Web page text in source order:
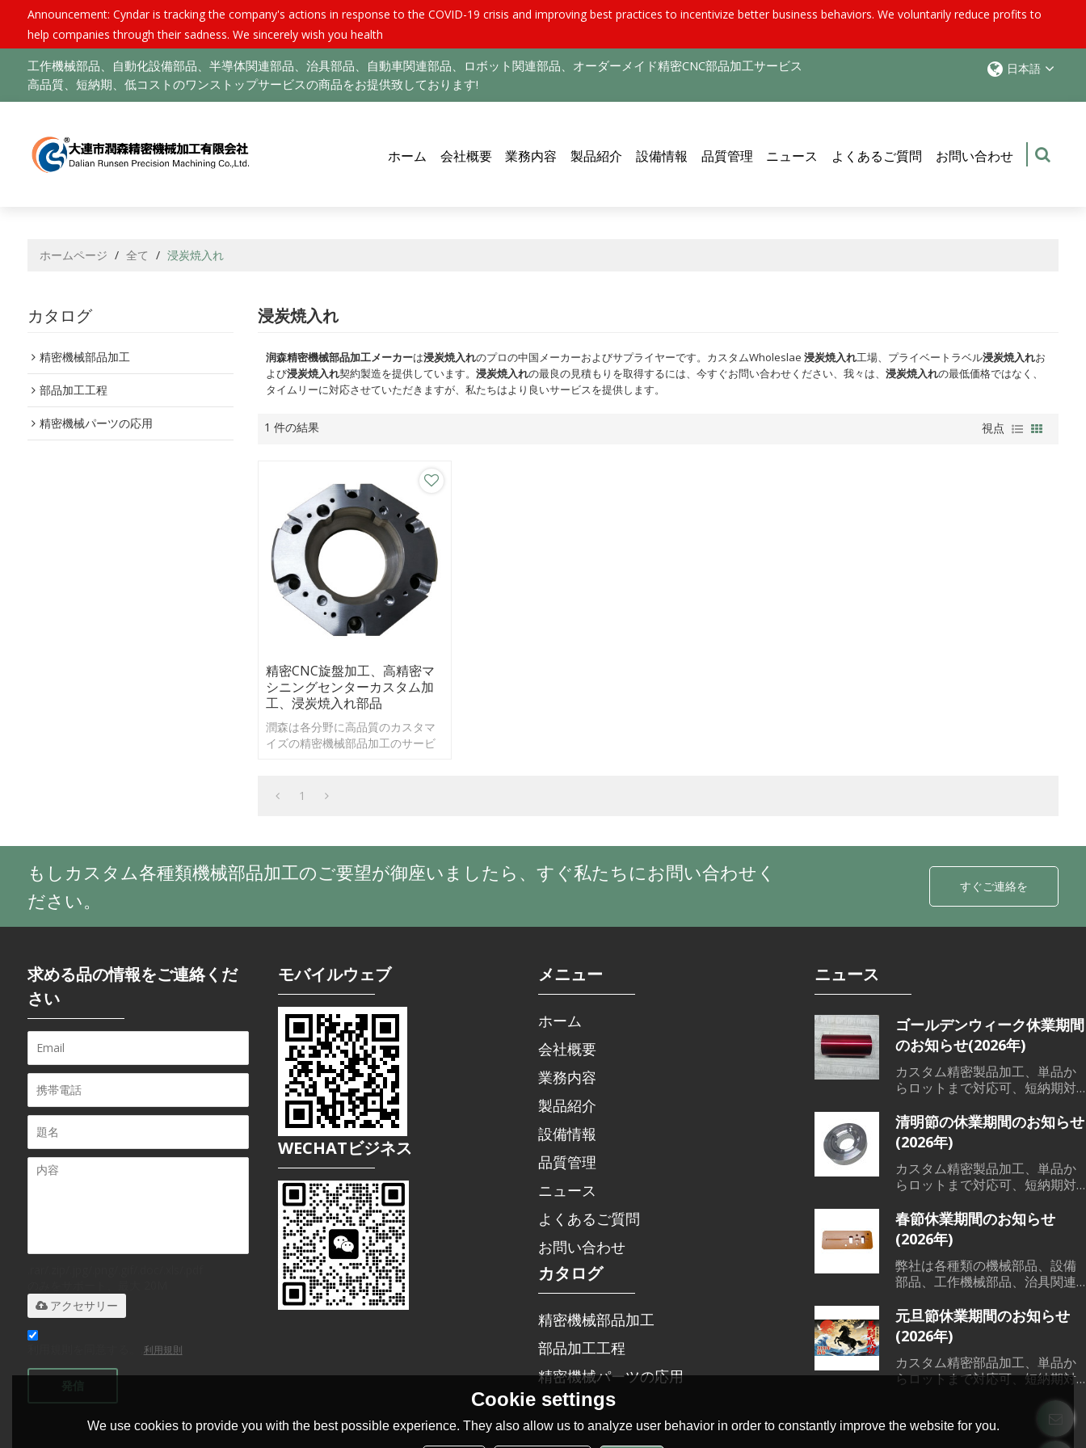
Announcement: Cyndar is tracking the company's actions in response to the COVID-19 crisis and improving best practices to incentivize better business behaviors. We voluntarily reduce profits to
help companies through their sadness. We sincerely wish you health
工作機械部品、自動化設備部品、半導体関連部品、治具部品、自動車関連部品、ロボット関連部品、オーダーメイド精密CNC部品加工サービス
高品質、短納期、低コストのワンストップサービスの商品をお提供致しております!
日本語
ホーム 会社概要 業務内容 製品紹介 設備情報 品質管理 ニュース よくあるご質問 お問い合わせ
ホームページ / 全て / 浸炭焼入れ
カタログ
精密機械部品加工
部品加工工程
精密機械パーツの応用
浸炭焼入れ
润森精密機械部品加工メーカーは浸炭焼入れのプロの中国メーカーおよびサプライヤーです。カスタムWholeslae 浸炭焼入れ工場、プライベートラベル浸炭焼入れお
よび浸炭焼入れ契約製造を提供しています。 浸炭焼入れの最良の見積もりを取得するには、今すぐお問い合わせください、我々は、 浸炭焼入れの最低価格ではなく、
タイムリーに対応させていただきますが、私たちはより良いサービスを提供します。
1 件の結果 視点
精密CNC旋盤加工、高精密マ
シニングセンターカスタム加
工、浸炭焼入れ部品
潤森は各分野に高品質のカスタマ
イズの精密機械部品加工のサービ
内に返信できます。もしご要望で
1
もしカスタム各種類機械部品加工のご要望が御座いましたら、すぐ私たちにお問い合わせく
ださい。
すぐご連絡を
求める品の情報をご連絡くだ
さい
アクセサリー
利用規則
発信
モバイルウェブ
WECHATビジネス
メニュー
ホーム
会社概要
業務内容
製品紹介
設備情報
品質管理
ニュース
よくあるご質問
お問い合わせ
カタログ
精密機械部品加工
部品加工工程
精密機械パーツの応用
ニュース
ゴールデンウィーク休業期間
のお知らせ(2026年)
カスタム精密製品加工、単品か
らロットまで対応可、短納期対
納期で、各範囲の精密機械部品
加工、溶接、鋳造など素材か
ら、切削加工、熱処理、表面処
理までワンストップサービス対
応可能です。
清明節の休業期間のお知らせ
(2026年)
カスタム精密製品加工、単品か
らロットまで対応可、短納期対
納期で、各範囲の精密機械部品
加工、溶接、鋳造など素材か
ら、切削加工、熱処理、表面処
理までワンストップサービス対
応可能です。
春節休業期間のお知らせ
(2026年)
弊社は各種類の機械部品、設備
部品、工作機械部品、治具関連
一貫した製造サービスを提供で
きる会社です。単品からロット
まで全部対応可能です。弊社に
は輸出ライセンスを持っており
ますので、日本語対応可能で
要望がございましたら、いつで
もご用命下さい。
元旦節休業期間のお知らせ
(2026年)
カスタム精密部品加工、単品か
らロットまで対応可、短納期対
納期で、各範囲の精密機械部品
加工、溶接、鋳造など素材か
ら、切削加工、熱処理、表面処
Cookie settings
We use cookies to provide you with the best possible experience. They also allow us to analyze user behavior in order to constantly improve the website for you.